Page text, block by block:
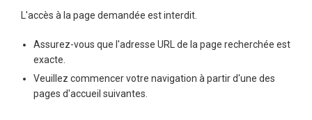
L'accès à la page demandée est interdit.
Assurez-vous que l'adresse URL de la page recherchée est
exacte.
Veuillez commencer votre navigation à partir d'une des
pages d'accueil suivantes.